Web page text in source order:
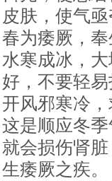
皮肤，使气
春为痿厥，
水寒成冰，
好，不要轻
开风邪寒冷
这是顺应冬
就会损伤肾
生痿厥之疾。